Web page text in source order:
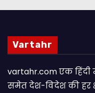
Vartahr
vartahr.com एक हिंदी
समेत देश-विदेश की हर